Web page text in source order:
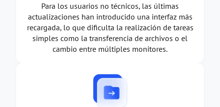
Para los usuarios no técnicos, las últimas
actualizaciones han introducido una interfaz más
recargada, lo que dificulta la realización de tareas
simples como la transferencia de archivos o el
cambio entre múltiples monitores.